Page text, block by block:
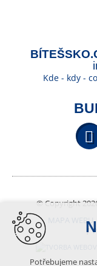
Kde - kdy -
© Copyright
MAPA WEBU
Potřebujeme